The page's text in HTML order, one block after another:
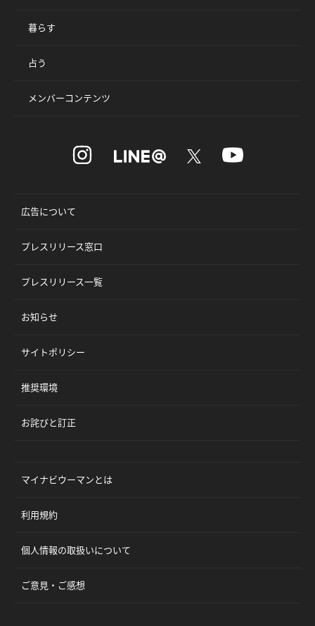
暮らす
占う
メンバーコンテンツ
広告について
プレスリリース窓口
プレスリリース一覧
お知らせ
サイトポリシー
推奨環境
お詫びと訂正
マイナビウーマンとは
利用規約
個人情報の取扱いについて
ご意見・ご感想